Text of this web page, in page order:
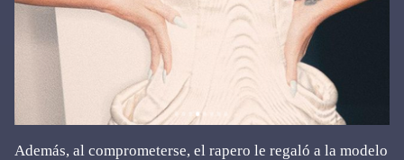
Además, al comprometerse, el rapero le regaló a la modelo